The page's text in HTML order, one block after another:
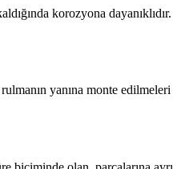
korozyona
yanına monte